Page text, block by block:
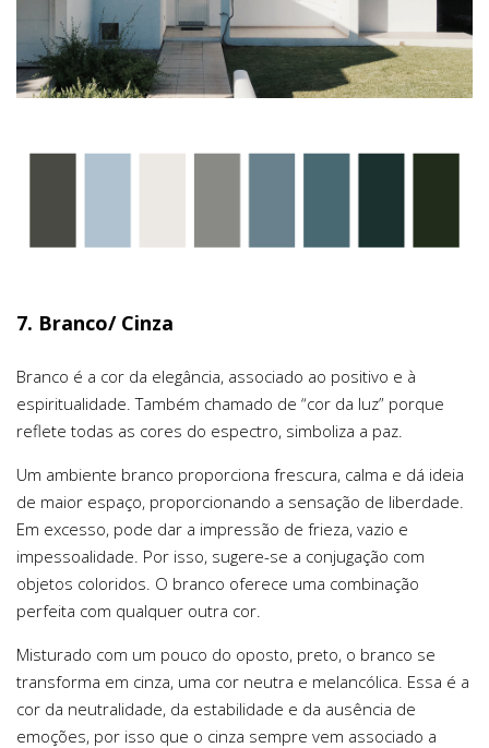
7. Branco/ Cinza
Branco é a cor da elegância, associado ao positivo e à
espiritualidade. Também chamado de “cor da luz” porque
reflete todas as cores do espectro, simboliza a paz.
Um ambiente branco proporciona frescura, calma e dá ideia
de maior espaço, proporcionando a sensação de liberdade.
Em excesso, pode dar a impressão de frieza, vazio e
impessoalidade. Por isso, sugere-se a conjugação com
objetos coloridos. O branco oferece uma combinação
perfeita com qualquer outra cor.
Misturado com um pouco do oposto, preto, o branco se
transforma em cinza, uma cor neutra e melancólica. Essa é a
cor da neutralidade, da estabilidade e da ausência de
emoções, por isso que o cinza sempre vem associado a